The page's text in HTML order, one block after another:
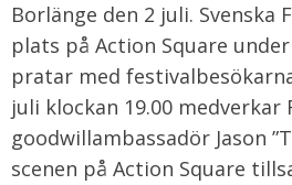
Borlänge den 2 juli. Svenska
plats på Action Square
pratar med
juli klockan 19.00
goodwillambassadör Jason
scenen på Action Square